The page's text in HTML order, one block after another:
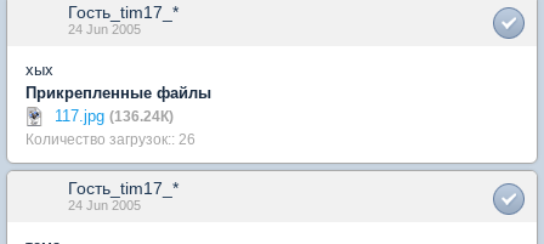
Гость_tim17_*
24 Jun 2005
хых
Прикрепленные файлы
117.jpg (136.24К)
Количество загрузок:: 26
Гость_tim17_*
24 Jun 2005